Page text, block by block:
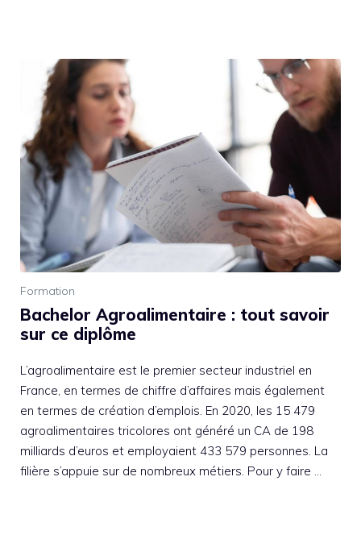
Formation
Bachelor Agroalimentaire : tout savoir
sur ce diplôme
L’agroalimentaire est le premier secteur industriel en
France, en termes de chiffre d’affaires mais également
en termes de création d’emplois. En 2020, les 15 479
agroalimentaires tricolores ont généré un CA de 198
milliards d’euros et employaient 433 579 personnes. La
filière s’appuie sur de nombreux métiers. Pour y faire …